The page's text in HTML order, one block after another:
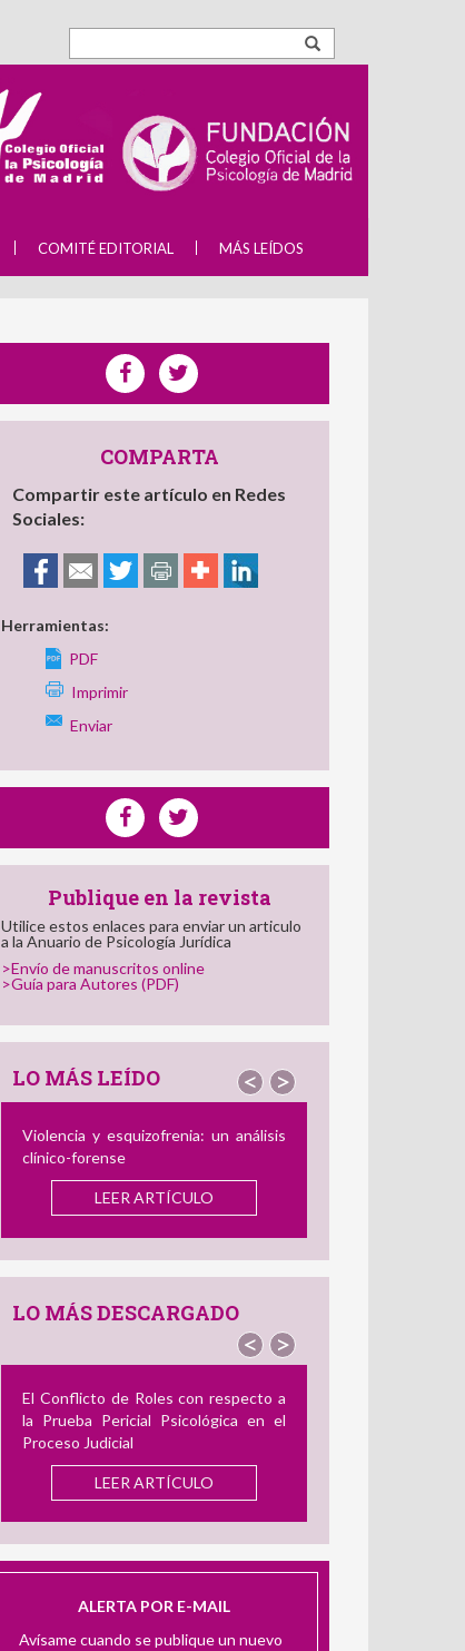
COMITÉ EDITORIAL MÁS LEÍDOS
COMPARTA
Compartir este artículo en Redes
Sociales:
Herramientas:
PDF
Imprimir
Enviar
Publique en la revista
Utilice estos enlaces para enviar un articulo
a la Anuario de Psicología Jurídica
>Envío de manuscritos online
>Guía para Autores (PDF)
LO MÁS LEÍDO < >
Violencia y esquizofrenia: un análisis
clínico-forense
LEER ARTÍCULO
LO MÁS DESCARGADO
< >
El Conflicto de Roles con respecto a
la Prueba Pericial Psicológica en el
Proceso Judicial
LEER ARTÍCULO
ALERTA POR E-MAIL
Avísame cuando se publique un nuevo